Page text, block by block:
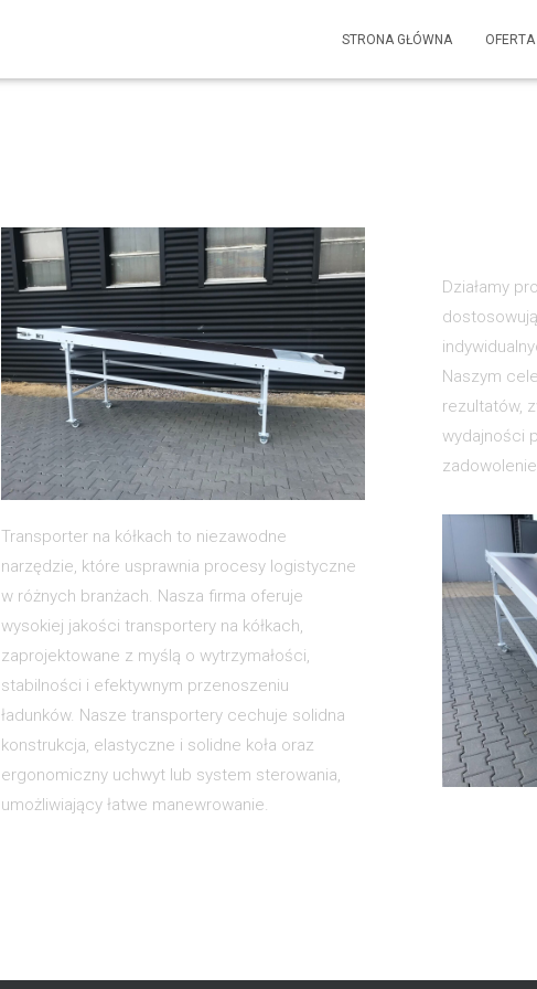
STRONA GŁÓWNA OFERTA
Transporter na kółkach to niezawodne
narzędzie, które usprawnia procesy logistyczne
w różnych branżach. Nasza firma oferuje
wysokiej jakości transportery na kółkach,
zaprojektowane z myślą o wytrzymałości,
stabilności i efektywnym przenoszeniu
ładunków. Nasze transportery cechuje solidna
konstrukcja, elastyczne i solidne koła oraz
ergonomiczny uchwyt lub system sterowania,
umożliwiający łatwe manewrowanie.
Działamy
Naszym
rezultatów,
wydajności
zadowolenie